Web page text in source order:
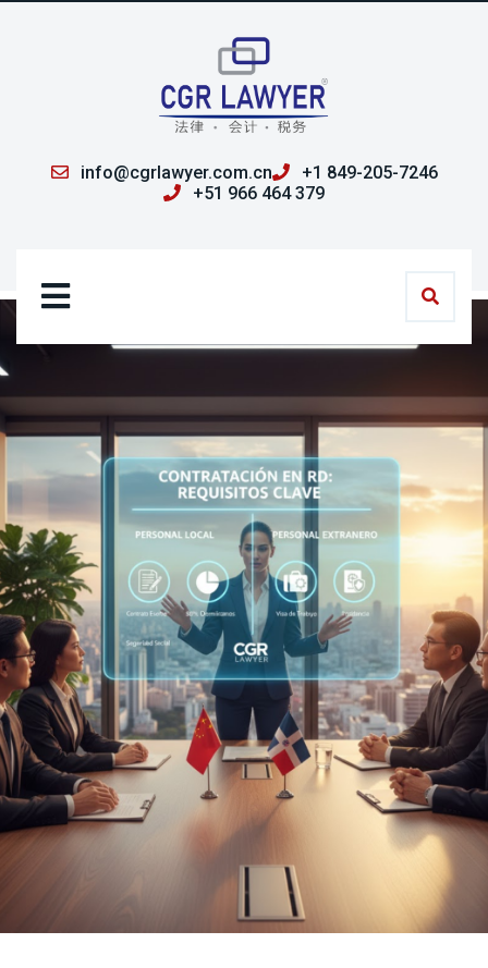
info@cgrlawyer.com.cn
+1 849-205-7246
+51 966 464 379